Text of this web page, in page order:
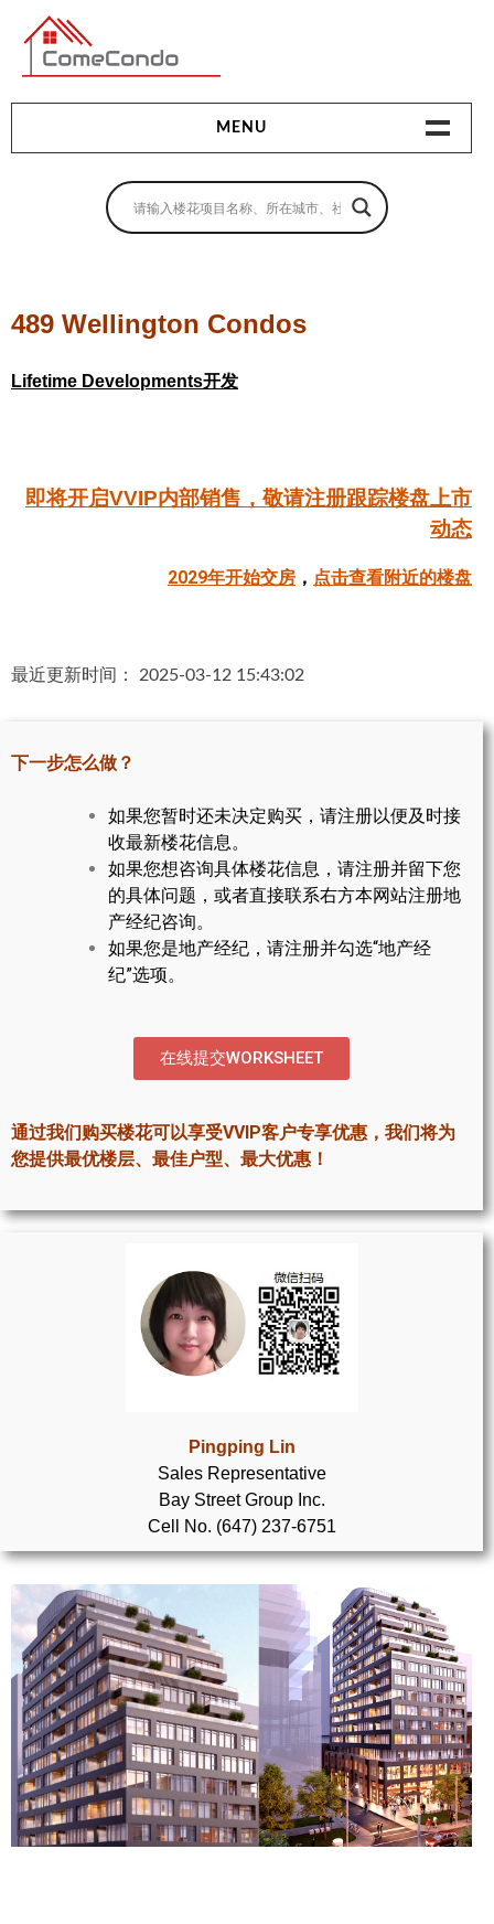
多伦多最新最全的楼花搜索引擎
MENU
地产相关
卖房指南
贷款指南
多伦多地产
大多伦多地区楼花开发商名录
楼花转让专区
多伦多市中心楼花项目
怡陶碧谷社区介绍
怡陶碧谷楼花项目
北约克楼花项目
密西沙加社区介绍
奥克维尔社区介绍
万锦楼花项目
新居民
实用链接
加拿大房地产网站
大多伦多教育网站
大多伦多医疗机构
加拿大银行贷款机构
大多伦多交通网络
常用查询工具
489 Wellington Condos
Lifetime Developments开发
即将开启VVIP内部销售，敬请注册跟踪楼盘上市
动态
2029年开始交房 ， 点击查看附近的楼盘
最近更新时间： 2025-03-12 15:43:02
下一步怎么做？
如果您暂时还未决定购买，请注册以便及时接
收最新楼花信息。
如果您想咨询具体楼花信息，请注册并留下您
的具体问题，或者直接联系右方本网站注册地
产经纪咨询。
如果您是地产经纪，请注册并勾选“地产经
纪”选项。
在线提交WORKSHEET
通过我们购买楼花可以享受VVIP客户专享优惠，我们将为
您提供最优楼层、最佳户型、最大优惠！
Pingping Lin
Sales Representative
Bay Street Group Inc.
Cell No. (647) 237-6751